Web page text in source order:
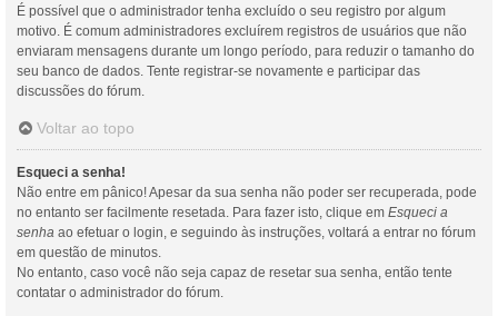
É possível que o administrador tenha excluído o seu registro por algum
motivo. É comum administradores excluírem registros de usuários que não
enviaram mensagens durante um longo período, para reduzir o tamanho do
seu banco de dados. Tente registrar-se novamente e participar das
discussões do fórum.
Voltar ao topo
Esqueci a senha!
Não entre em pânico! Apesar da sua senha não poder ser recuperada, pode
no entanto ser facilmente resetada. Para fazer isto, clique em Esqueci a
senha ao efetuar o login, e seguindo às instruções, voltará a entrar no fórum
em questão de minutos.
No entanto, caso você não seja capaz de resetar sua senha, então tente
contatar o administrador do fórum.